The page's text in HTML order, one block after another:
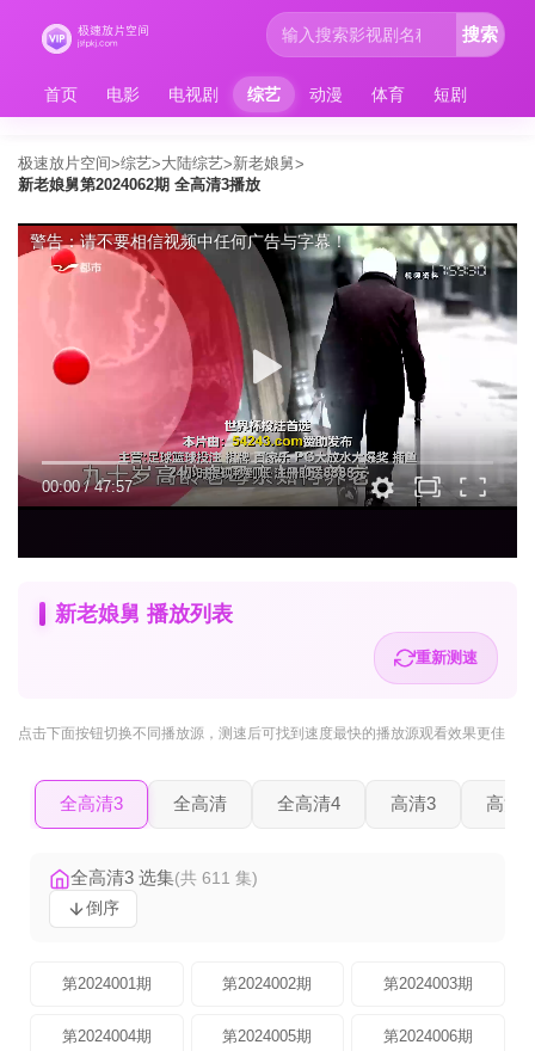
首页 电影 电视剧 综艺 动漫 体育 短剧
搜索
极速放片空间>综艺>大陆综艺>新老娘舅>
新老娘舅第2024062期 全高清3播放
00:00/47:57
警告：请不要相信视频中任何广告与字幕！
新老娘舅 播放列表
重新测速
点击下面按钮切换不同播放源 ，测速后可找到速度最快的播放源观看效果更佳
全高清3 全高清 全高清4 高清3 高清2
全高清3 选集(共 611 集)
倒序
第2024001期 第2024002期 第2024003期
第2024004期 第2024005期 第2024006期